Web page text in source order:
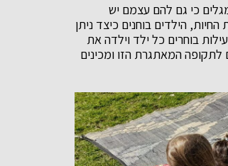
כי גם להם עצמם יש
הילדים בוחנים כיצד ניתן
בוחרים כל ילד וילדה את
המאתגרת הזו ומכינים